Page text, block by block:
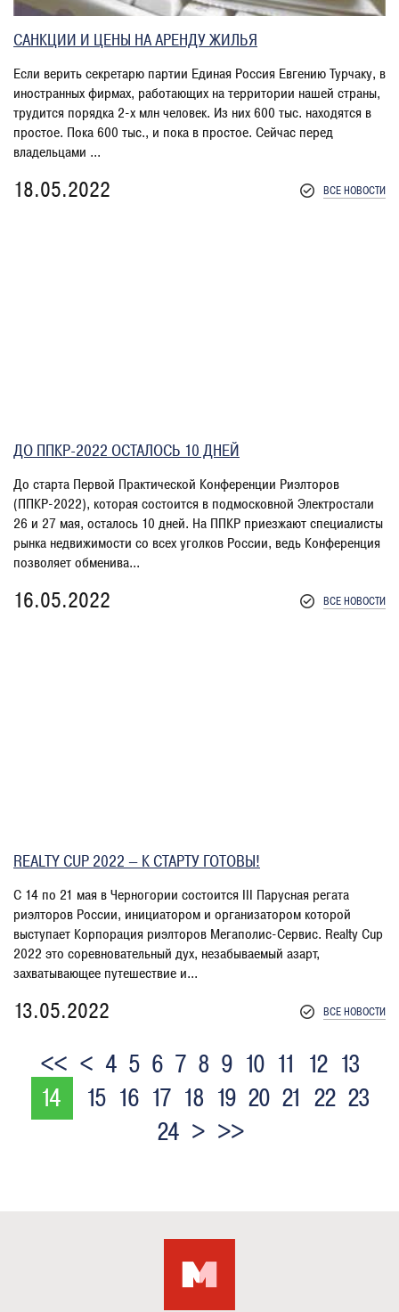
САНКЦИИ И ЦЕНЫ НА АРЕНДУ ЖИЛЬЯ
Если верить секретарю партии Единая Россия Евгению Турчаку, в
иностранных фирмах, работающих на территории нашей страны,
трудится порядка 2-х млн человек. Из них 600 тыс. находятся в
простое. Пока 600 тыс., и пока в простое. Сейчас перед
владельцами ...
18.05.2022 ВСЕ НОВОСТИ
ДО ППКР-2022 ОСТАЛОСЬ 10 ДНЕЙ
До старта Первой Практической Конференции Риэлторов
(ППКР-2022), которая состоится в подмосковной Электростали
26 и 27 мая, осталось 10 дней. На ППКР приезжают специалисты
рынка недвижимости со всех уголков России, ведь Конференция
позволяет обменива...
16.05.2022 ВСЕ НОВОСТИ
REALTY CUP 2022 — К СТАРТУ ГОТОВЫ!
С 14 по 21 мая в Черногории состоится III Парусная регата
риэлторов России, инициатором и организатором которой
выступает Корпорация риэлторов Мегаполис-Сервис. Realty Cup
2022 это соревновательный дух, незабываемый азарт,
захватывающее путешествие и...
13.05.2022 ВСЕ НОВОСТИ
<< < 4 5 6 7 8 9 10 11 12 13
14
15 16 17 18 19 20 21 22 23
24 > >>